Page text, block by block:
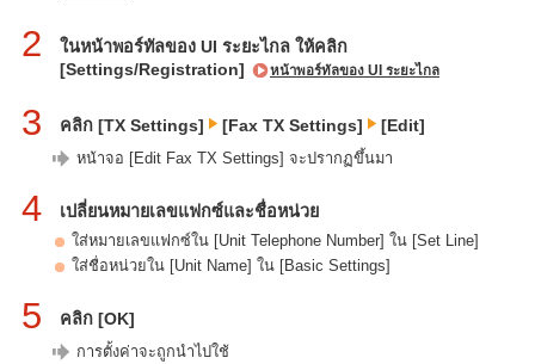
2
ในหน้าพอร์ทัลของ UI ระยะไกล ให้คลิก
[Settings/Registration]
หน้าพอร์ทัลของ UI ระยะไกล
3 คลิก [TX Settings] [Fax TX Settings] [Edit]
หน้าจอ [Edit Fax TX Settings] จะปรากฏขึ้นมา
4 เปลี่ยนหมายเลขแฟกซ์และชื่อหน่วย
ใส่หมายเลขแฟกซ์ใน [Unit Telephone Number] ใน [Set Line]
ใส่ชื่อหน่วยใน [Unit Name] ใน [Basic Settings]
5 คลิก [OK]
การตั้งค่าจะถูกนำไปใช้